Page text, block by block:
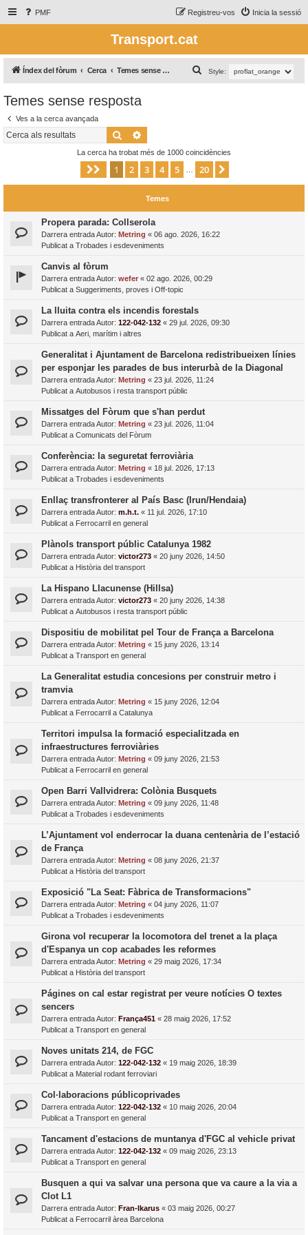
PMF Inicia la sessió
Registreu-vos
Transport.cat
Índex del fòrum Cerca Temes sense resposta Style:
e
Temes sense resposta
Ves a la cerca avançada
Cerca
La cerca ha trobat més de 1000 coincidències
Pàgina de 20
1 2 3 4 5 20
Temes
Propera parada: Collserola
Darrera entrada Autor: Metring « 06 ago. 2026, 16:22
Publicat a Trobades i esdeveniments
Canvis al fòrum
Darrera entrada Autor: wefer « 02 ago. 2026, 00:29
Publicat a Suggeriments, proves i Off-topic
La lluita contra els incendis forestals
Darrera entrada Autor: 122-042-132 « 29 jul. 2026, 09:30
Publicat a Aeri, marítim i altres
Generalitat i Ajuntament de Barcelona redistribueixen línies
per esponjar les parades de bus interurbà de la Diagonal
Darrera entrada Autor: Metring « 23 jul. 2026, 11:24
Publicat a Autobusos i resta transport públic
Missatges del Fòrum que s'han perdut
Darrera entrada Autor: Metring « 23 jul. 2026, 11:04
Publicat a Comunicats del Fòrum
Conferència: la seguretat ferroviària
Darrera entrada Autor: Metring « 18 jul. 2026, 17:13
Publicat a Trobades i esdeveniments
Enllaç transfronterer al País Basc (Irun/Hendaia)
Darrera entrada Autor: m.h.t. « 11 jul. 2026, 17:10
Publicat a Ferrocarril en general
Plànols transport públic Catalunya 1982
Darrera entrada Autor: victor273 « 20 juny 2026, 14:50
Publicat a Història del transport
La Hispano Llacunense (Hillsa)
Darrera entrada Autor: victor273 « 20 juny 2026, 14:38
Publicat a Autobusos i resta transport públic
Dispositiu de mobilitat pel Tour de França a Barcelona
Darrera entrada Autor: Metring « 15 juny 2026, 13:14
Publicat a Transport en general
La Generalitat estudia concesions per construir metro i
tramvia
Darrera entrada Autor: Metring « 15 juny 2026, 12:04
Publicat a Ferrocarril a Catalunya
Territori impulsa la formació especialitzada en
infraestructures ferroviàries
Darrera entrada Autor: Metring « 09 juny 2026, 21:53
Publicat a Ferrocarril en general
Open Barri Vallvidrera: Colònia Busquets
Darrera entrada Autor: Metring « 09 juny 2026, 11:48
Publicat a Trobades i esdeveniments
L’Ajuntament vol enderrocar la duana centenària de l’estació
de França
Darrera entrada Autor: Metring « 08 juny 2026, 21:37
Publicat a Història del transport
Exposició "La Seat: Fàbrica de Transformacions"
Darrera entrada Autor: Metring « 04 juny 2026, 11:07
Publicat a Trobades i esdeveniments
Girona vol recuperar la locomotora del trenet a la plaça
d'Espanya un cop acabades les reformes
Darrera entrada Autor: Metring « 29 maig 2026, 17:34
Publicat a Història del transport
Págines on cal estar registrat per veure notícies O textes
sencers
Darrera entrada Autor: França451 « 28 maig 2026, 17:52
Publicat a Transport en general
Noves unitats 214, de FGC
Darrera entrada Autor: 122-042-132 « 19 maig 2026, 18:39
Publicat a Material rodant ferroviari
Col·laboracions públicoprivades
Darrera entrada Autor: 122-042-132 « 10 maig 2026, 20:04
Publicat a Transport en general
Tancament d'estacions de muntanya d'FGC al vehicle privat
Darrera entrada Autor: 122-042-132 « 09 maig 2026, 23:13
Publicat a Transport en general
Busquen a qui va salvar una persona que va caure a la via a
Clot L1
Darrera entrada Autor: Fran-Ikarus « 03 maig 2026, 00:27
Publicat a Ferrocarril àrea Barcelona